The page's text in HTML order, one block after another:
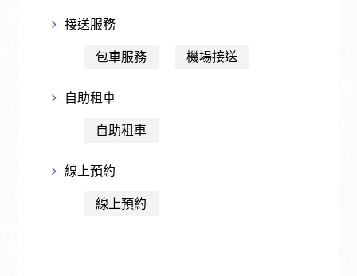
接送服務
包車服務 機場接送
自助租車
自助租車
線上預約
線上預約